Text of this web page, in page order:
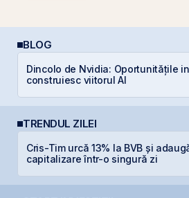
BLOG
Dincolo de Nvidia: Oportunitățile
construiesc viitorul AI
TRENDUL ZILEI
Cris-Tim urcă 13% la BVB și
capitalizare într-o singură zi